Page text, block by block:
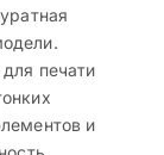
печати
и